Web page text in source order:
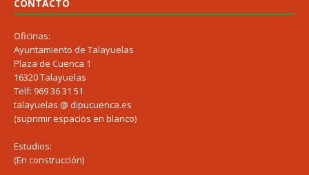
CONTACTO
Oficinas:
Ayuntamiento de Talayuelas
Plaza de Cuenca 1
16320 Talayuelas
Telf: 969 36 31 51
talayuelas @ dipucuenca.es
(suprimir espacios en blanco)
Estudios:
(En construcción)